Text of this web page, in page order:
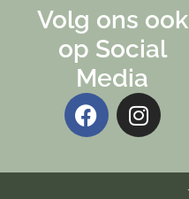
Volg ons ook
op Social
Media
F
a
e
I
n
t